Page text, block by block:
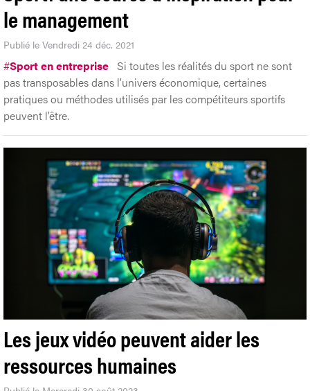
le management
Publié le Vendredi 24 déc. 2021
#Sport en entreprise Si toutes les réalités du sport ne sont
pas transposables dans l’univers économique, certaines
pratiques ou méthodes utilisés par les compétiteurs sportifs
peuvent l’être.
Les jeux vidéo peuvent aider les
ressources humaines